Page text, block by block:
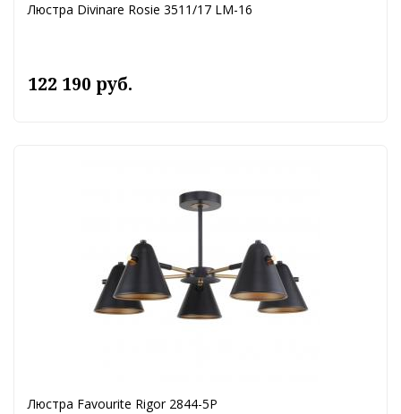
Люстра Divinare Rosie 3511/17 LM-16
122 190 руб.
Люстра Favourite Rigor 2844-5P